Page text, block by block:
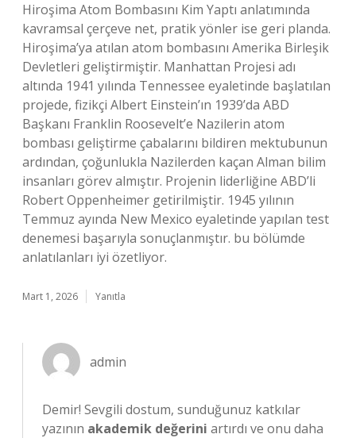
Hiroşima Atom Bombasını Kim Yaptı anlatımında
kavramsal çerçeve net, pratik yönler ise geri planda.
Hiroşima’ya atılan atom bombasını Amerika Birleşik
Devletleri geliştirmiştir. Manhattan Projesi adı
altında 1941 yılında Tennessee eyaletinde başlatılan
projede, fizikçi Albert Einstein’ın 1939’da ABD
Başkanı Franklin Roosevelt’e Nazilerin atom
bombası geliştirme çabalarını bildiren mektubunun
ardından, çoğunlukla Nazilerden kaçan Alman bilim
insanları görev almıştır. Projenin liderliğine ABD’li
Robert Oppenheimer getirilmiştir. 1945 yılının
Temmuz ayında New Mexico eyaletinde yapılan test
denemesi başarıyla sonuçlanmıştır. bu bölümde
anlatılanları iyi özetliyor.
Mart 1, 2026 Yanıtla
admin
Demir! Sevgili dostum, sunduğunuz katkılar
yazının akademik değerini artırdı ve onu daha